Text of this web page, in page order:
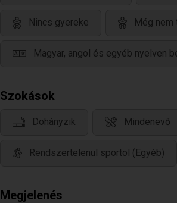
Nincs gyereke Még
Magyar, angol és egyéb nyelven
Szokások
Dohányzik Mindenevő
Rendszertelenül sportol (Egyéb)
Megjelenés